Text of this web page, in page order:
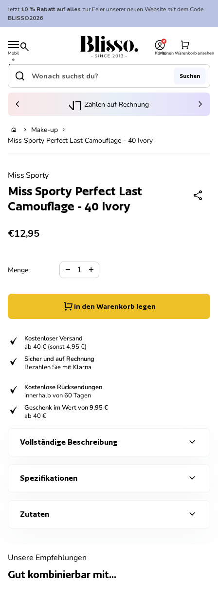
Zum Inhalt springen
Jetzt10 % Rabatt auf alles zur Feier unserer neuen Website mit dem Code
BLISSO2026
Mobil
e
Navi
gatio
search
Startseite
Konto
Meinen Warenkorb ansehen
shopping_cart
Startseite
Suche"
search Suchen
(Link öffnet in neuem Tab/Fenster)
Zahlen auf Rechnung
chevron_left chevron_right
home chevron_right Make-up chevron_right
Miss Sporty Perfect Last Camouflage - 40 Ivory
Miss Sporty
Miss Sporty Perfect Last
Camouflage - 40 Ivory
share
Regulärer Preis
€12,95
Menge:
Verringerung der Menge für
remove
Menge erhöhen für
add
In den Warenkorb legen
Kostenloser Versand
ab 40 € (sonst 4,95 €)
Sicher und auf Rechnung
Bezahlen Sie mit Klarna
Kostenlose Rücksendungen
innerhalb von 60 Tagen
Geschenk im Wert von 9,95 €
ab 40 €
Vollständige Beschreibung expand_more
Spezifikationen expand_more
Zutaten expand_more
Unsere Empfehlungen
Gut kombinierbar mit...